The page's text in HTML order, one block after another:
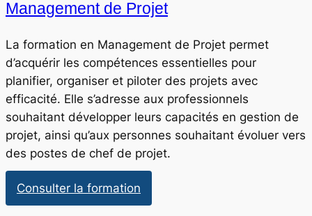
Management de Projet
La formation en Management de Projet permet
d’acquérir les compétences essentielles pour
planifier, organiser et piloter des projets avec
efficacité. Elle s’adresse aux professionnels
souhaitant développer leurs capacités en gestion de
projet, ainsi qu’aux personnes souhaitant évoluer vers
des postes de chef de projet.
Consulter la formation
Management